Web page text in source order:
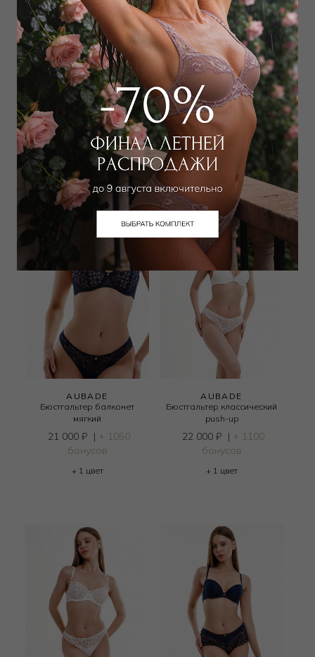
AUBADE
Бюстгальтер классический
push-up
20 000 |+ 1000
бонусов
AUBADE
Бюстгальтер балконет
мягкий
19 000₽ |+ 950 бонусов
AUBADE
Бюстгальтер балконет
мягкий
21 000 ₽ | + 1050
бонусов
+ 1 цвет
AUBADE
Бюстгальтер классический
push-up
22 000 ₽ | + 1100
бонусов
+ 1 цвет